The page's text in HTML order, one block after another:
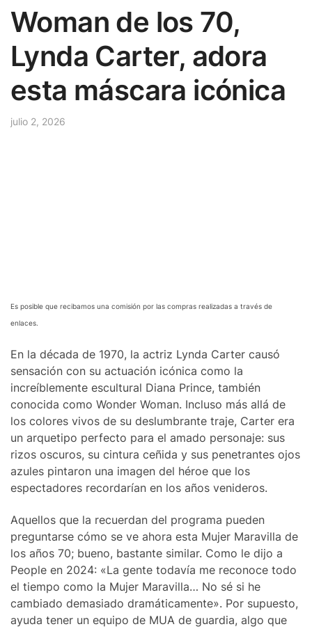
Woman de los 70,
Lynda Carter, adora
esta máscara icónica
julio 2, 2026
Es posible que recibamos una comisión por las compras realizadas a través de
enlaces.
En la década de 1970, la actriz Lynda Carter causó
sensación con su actuación icónica como la
increíblemente escultural Diana Prince, también
conocida como Wonder Woman. Incluso más allá de
los colores vivos de su deslumbrante traje, Carter era
un arquetipo perfecto para el amado personaje: sus
rizos oscuros, su cintura ceñida y sus penetrantes ojos
azules pintaron una imagen del héroe que los
espectadores recordarían en los años venideros.
Aquellos que la recuerdan del programa pueden
preguntarse cómo se ve ahora esta Mujer Maravilla de
los años 70; bueno, bastante similar. Como le dijo a
People en 2024: «La gente todavía me reconoce todo
el tiempo como la Mujer Maravilla… No sé si he
cambiado demasiado dramáticamente». Por supuesto,
ayuda tener un equipo de MUA de guardia, algo que